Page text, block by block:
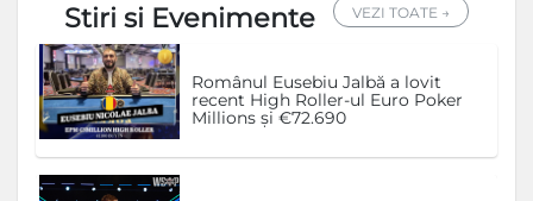
Stiri si Evenimente VEZI TOATE →
Românul Eusebiu Jalbă a lovit
recent High Roller-ul Euro Poker
Millions și €72.690